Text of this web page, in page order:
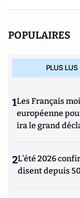
POPULAIRES
PLUS LUS
1Les Français
européenne
ira le grand
2L’été 2026
disent depuis